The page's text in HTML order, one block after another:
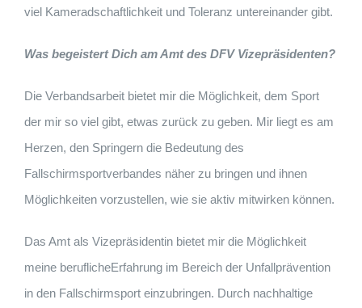
viel Kameradschaftlichkeit und Toleranz untereinander gibt.
Was begeistert Dich am Amt des DFV Vizepräsidenten?
Die Verbandsarbeit bietet mir die Möglichkeit, dem Sport
der mir so viel gibt, etwas zurück zu geben. Mir liegt es am
Herzen, den Springern die Bedeutung des
Fallschirmsportverbandes näher zu bringen und ihnen
Möglichkeiten vorzustellen, wie sie aktiv mitwirken können.
Das Amt als Vizepräsidentin bietet mir die Möglichkeit
meine beruflicheErfahrung im Bereich der Unfallprävention
in den Fallschirmsport einzubringen. Durch nachhaltige